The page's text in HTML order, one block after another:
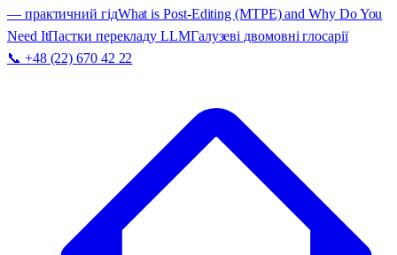
— практичний гідWhat is Post-Editing (MTPE) and Why Do You
Need ItПастки перекладу LLMГалузеві двомовні глосарії
📞 +48 (22) 670 42 22